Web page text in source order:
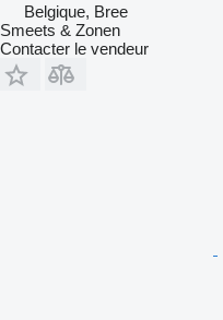
Belgique, Bree
Smeets & Zonen
Contacter le vendeur